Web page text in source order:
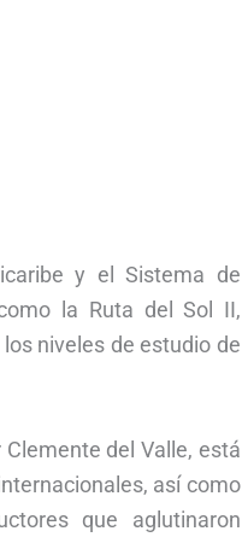
y el Sistema de
la Ruta del Sol II,
niveles de estudio de
del Valle, está
así como
que aglutinaron